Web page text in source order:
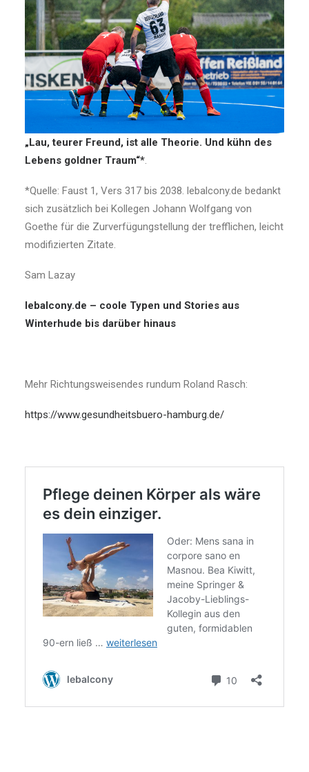
„Lau, teurer Freund, ist alle Theorie. Und kühn des
Lebens goldner Traum“*.
*Quelle: Faust 1, Vers 317 bis 2038. lebalcony.de bedankt
sich zusätzlich bei Kollegen Johann Wolfgang von
Goethe für die Zurverfügungstellung der trefflichen, leicht
modifizierten Zitate.
Sam Lazay
lebalcony.de – coole Typen und Stories aus
Winterhude bis darüber hinaus
Mehr Richtungsweisendes rundum Roland Rasch:
https://www.gesundheitsbuero-hamburg.de/